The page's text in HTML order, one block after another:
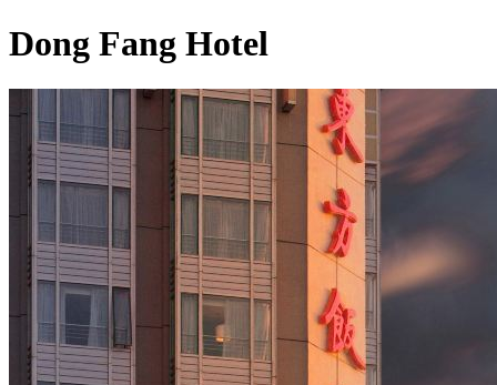
Dong Fang Hotel